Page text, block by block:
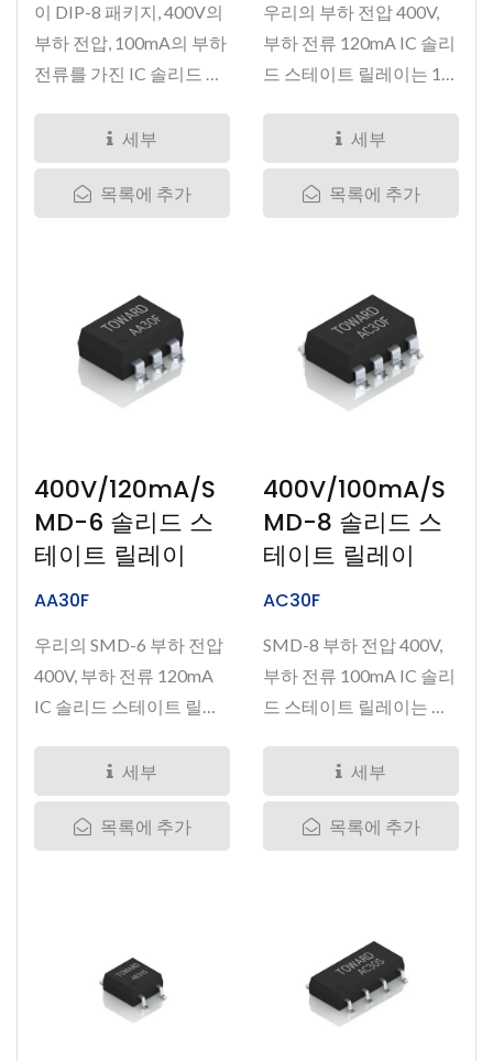
이 DIP-8 패키지, 400V의
부하 전압, 100mA의 부하
전류를 가진 IC 솔리드 스
세부
목록에 추가
우리의 부하 전압 400V,
부하 전류 120mA IC 솔리
드 스테이트 릴레이는 1
세부
목록에 추가
400V/120mA/S
MD-6 솔리드 스
테이트 릴레이
AA30F
우리의 SMD-6 부하 전압
400V, 부하 전류 120mA
IC 솔리드 스테이트 릴레
세부
목록에 추가
400V/100mA/S
MD-8 솔리드 스
테이트 릴레이
AC30F
SMD-8 부하 전압 400V,
부하 전류 100mA IC 솔리
드 스테이트 릴레이는 최
세부
목록에 추가